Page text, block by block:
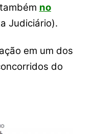
no
Judiciário).
em um dos
do